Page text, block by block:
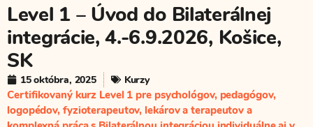
Level 1 – Úvod do Bilaterálnej
integrácie, 4.-6.9.2026, Košice,
SK
15 októbra, 2025 Kurzy
Certifikovaný kurz Level 1 pre psychológov, pedagógov,
logopédov, fyzioterapeutov, lekárov a terapeutov a